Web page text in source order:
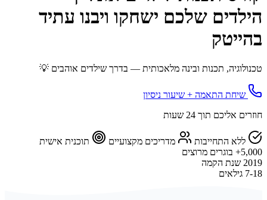
הילדים שלכם ישחקו ויבנו עתיד
בהייטק
טכנולוגיה, תכנות ובינה מלאכותית — בדרך שילדים אוהבים 💡
שיחת התאמה + שיעור ניסיון
חוזרים אליכם תוך 24 שעות
ללא התחייבות מדריכים מקצועיים
תוכנית אישית
5,000+
בוגרים מרוצים
2019 שנת הקמה
7-18 גילאים